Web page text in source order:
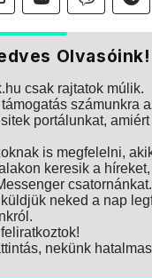
Olvasóink!
csak rajtatok múlik.
számunkra
portálunkat,
is megfelelni,
keresik a
csatornánkat.
neked a nap
nekünk